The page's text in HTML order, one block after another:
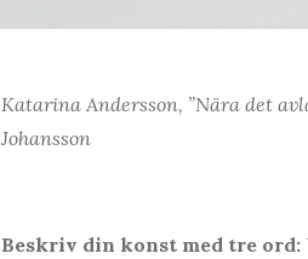
Katarina Andersson, ”Nära det
Johansson
Beskriv din konst med tre ord: